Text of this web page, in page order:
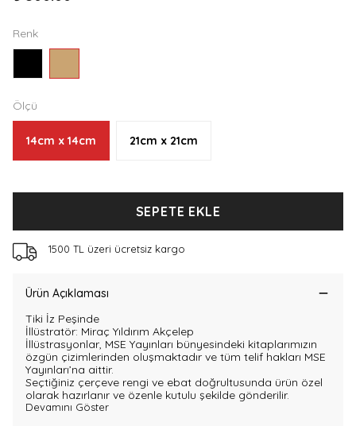
Renk
Ölçü
14cm x 14cm 21cm x 21cm
SEPETE EKLE
1500 TL üzeri ücretsiz kargo
Ürün Açıklaması
Tiki İz Peşinde
İllüstratör: Miraç Yıldırım Akçelep
İllüstrasyonlar, MSE Yayınları bünyesindeki kitaplarımızın
özgün çizimlerinden oluşmaktadır ve tüm telif hakları MSE
Yayınları’na aittir.
Seçtiğiniz çerçeve rengi ve ebat doğrultusunda ürün özel
olarak hazırlanır ve özenle kutulu şekilde gönderilir.
Devamını Göster